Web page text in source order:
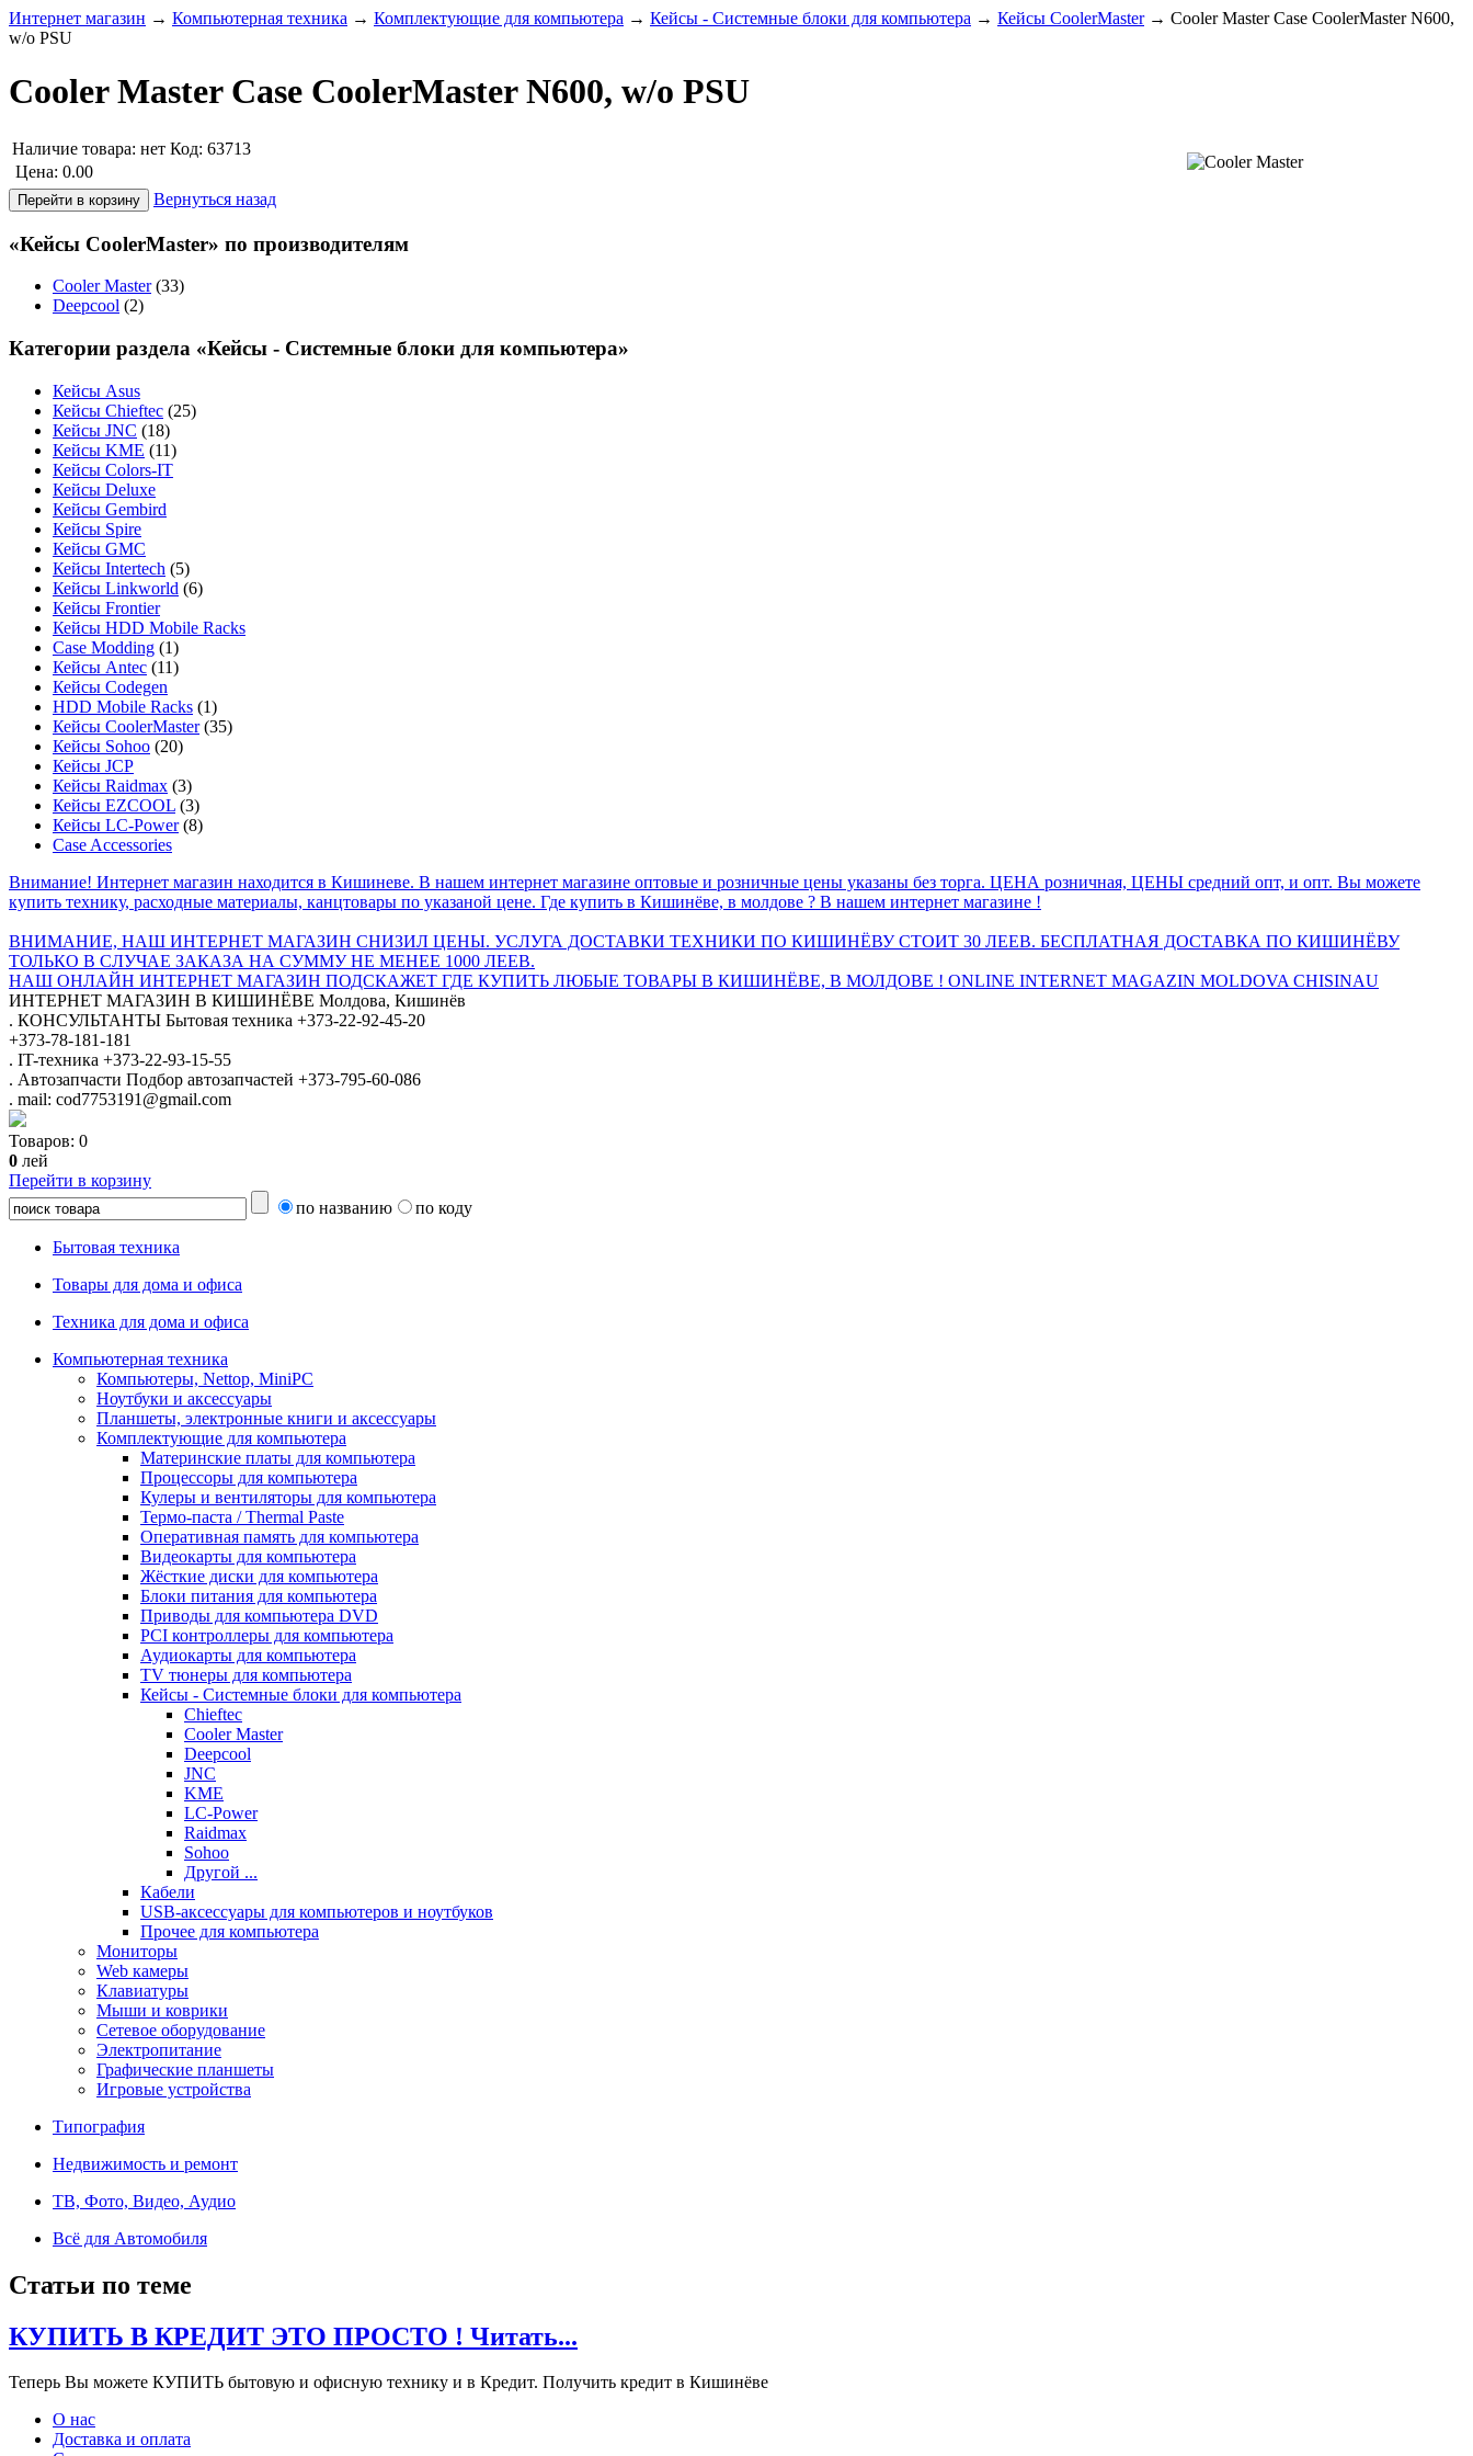
Интернет магазин → Компьютерная техника → Комплектующие для компьютера → Кейсы - Системные блоки для компьютера → Кейсы CoolerMaster→ Cooler Master Case CoolerMaster N600,
w/o PSU
Cooler Master Case CoolerMaster N600, w/o PSU
Наличие товара: нет Код: 63713
Цена: 0.00
Вернуться назад
«Кейсы CoolerMaster» по производителям
Cooler Master(33)
Deepcool (2)
Категории раздела «Кейсы - Системные блоки для компьютера»
Кейсы Asus
Кейсы Chieftec (25)
Кейсы JNC (18)
Кейсы KME (11)
Кейсы Colors-IT
Кейсы Deluxe
Кейсы Gembird
Кейсы Spire
Кейсы GMC
Кейсы Intertech (5)
Кейсы Linkworld (6)
Кейсы Frontier
Кейсы HDD Mobile Racks
Case Modding (1)
Кейсы Antec (11)
Кейсы Codegen
HDD Mobile Racks (1)
Кейсы CoolerMaster(35)
Кейсы Sohoo (20)
Кейсы JCP
Кейсы Raidmax (3)
Кейсы EZCOOL (3)
Кейсы LC-Power(8)
Case Accessories
Внимание! Интернет магазин находится в Кишиневе. В нашем интернет магазине оптовые и розничные цены указаны без торга. ЦЕНА розничная, ЦЕНЫ средний опт, и опт. Вы можете
купить технику, расходные материалы, канцтовары по указаной цене. Где купить в Кишинёве, в молдове ? В нашем интернет магазине !
ВНИМАНИЕ, НАШ ИНТЕРНЕТ МАГАЗИН СНИЗИЛ ЦЕНЫ. УСЛУГА ДОСТАВКИ ТЕХНИКИ ПО КИШИНЁВУ СТОИТ 30 ЛЕЕВ. БЕСПЛАТНАЯ ДОСТАВКА ПО КИШИНЁВУ
ТОЛЬКО В СЛУЧАЕ ЗАКАЗА НА СУММУ НЕ МЕНЕЕ 1000 ЛЕЕВ.
НАШ ОНЛАЙН ИНТЕРНЕТ МАГАЗИН ПОДСКАЖЕТ ГДЕ КУПИТЬ ЛЮБЫЕ ТОВАРЫ В КИШИНЁВЕ, В МОЛДОВЕ ! ONLINE INTERNET MAGAZIN MOLDOVA CHISINAU
ИНТЕРНЕТ МАГАЗИН В КИШИНЁВЕ Молдова, Кишинёв
. КОНСУЛЬТАНТЫ Бытовая техника +373-22-92-45-20
+373-78-181-181
. IT-техника +373-22-93-15-55
. Автозапчасти Подбор автозапчастей +373-795-60-086
. mail: cod7753191@gmail.com
Товаров: 0
0 лей
Перейти в корзину
по названию
по коду
Бытовая техника
Товары для дома и офиса
Техника для дома и офиса
Компьютерная техника
Компьютеры, Nettop, MiniPC
Ноутбуки и аксессуары
Планшеты, электронные книги и аксессуары
Комплектующие для компьютера
Материнские платы для компьютера
Процессоры для компьютера
Кулеры и вентиляторы для компьютера
Термо-паста / Thermal Paste
Оперативная память для компьютера
Видеокарты для компьютера
Жёсткие диски для компьютера
Блоки питания для компьютера
Приводы для компьютера DVD
PCI контроллеры для компьютера
Аудиокарты для компьютера
TV тюнеры для компьютера
Кейсы - Системные блоки для компьютера
Chieftec
Cooler Master
Deepcool
JNC
KME
LC-Power
Raidmax
Sohoo
Другой ...
Кабели
USB-аксессуары для компьютеров и ноутбуков
Прочее для компьютера
Мониторы
Web камеры
Клавиатуры
Мыши и коврики
Сетевое оборудование
Электропитание
Графические планшеты
Игровые устройства
Типография
Недвижимость и ремонт
ТВ, Фото, Видео, Аудио
Всё для Автомобиля
Статьи по теме
КУПИТЬ В КРЕДИТ ЭТО ПРОСТО ! Читать...
Теперь Вы можете КУПИТЬ бытовую и офисную технику и в Кредит. Получить кредит в Кишинёве
О нас
Доставка и оплата